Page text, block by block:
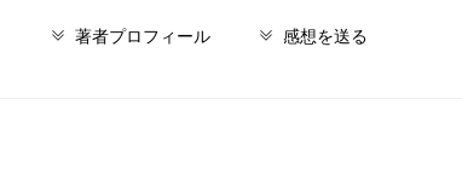
著者プロフィール 感想を送る